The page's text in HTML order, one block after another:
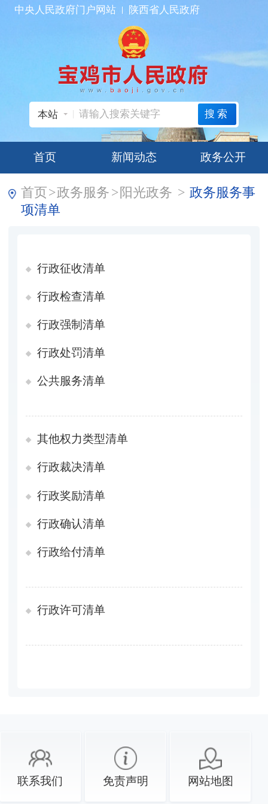
中央人民政府门户网站 陕西省人民政府
本站 搜索
首页 新闻动态 政务公开
首页>政务服务 > 阳光政务 > 政务服务事
项清单
行政征收清单
行政检查清单
行政强制清单
行政处罚清单
公共服务清单
其他权力类型清单
行政裁决清单
行政奖励清单
行政确认清单
行政给付清单
行政许可清单
联系我们 免责声明 网站地图